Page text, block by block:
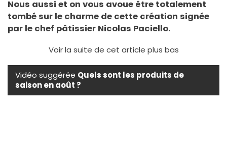
Nous aussi et on vous avoue être totalement
tombé sur le charme de cette création signée
par le chef pâtissier Nicolas Paciello.
Voir la suite de cet article plus bas
Vidéo suggérée Quels sont les produits de
saison en août ?